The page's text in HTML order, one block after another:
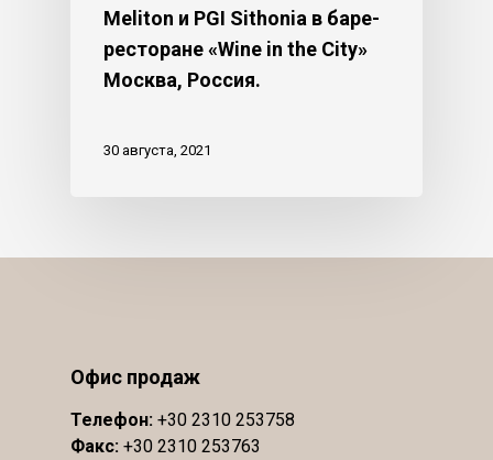
Meliton и PGI Sithonia в баре-
ресторане «Wine in the City»
Москва, Россия.
30 августа, 2021
Офис продаж
Телефон: +30 2310 253758
Факс: +30 2310 253763